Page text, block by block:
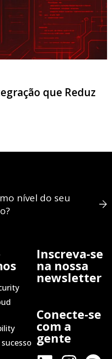
que Reduz
nível do seu
Inscreva-se
na nossa
newsletter
Conecte-se
com a
gente